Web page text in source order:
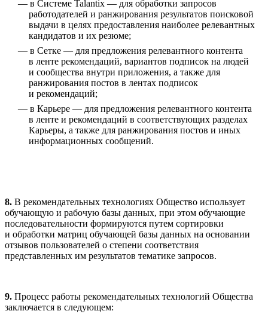
в Системе Talantix — для обработки запросов
работодателей и ранжирования результатов поисковой
выдачи в целях предоставления наиболее релевантных
кандидатов и их резюме;
в Сетке — для предложения релевантного контента
в ленте рекомендаций, вариантов подписок на людей
и сообщества внутри приложения, а также для
ранжирования постов в лентах подписок
и рекомендаций;
в Карьере — для предложения релевантного контента
в ленте и рекомендаций в соответствующих разделах
Карьеры, а также для ранжирования постов и иных
информационных сообщений.
8. В рекомендательных технологиях Общество использует
обучающую и рабочую базы данных, при этом обучающие
последовательности формируются путем сортировки
и обработки матриц обучающей базы данных на основании
отзывов пользователей о степени соответствия
представленных им результатов тематике запросов.
9. Процесс работы рекомендательных технологий Общества
заключается в следующем: